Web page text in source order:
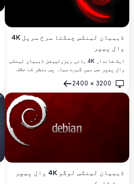
ڈیبیان لینکس چمکتا سرخ سرپل 4K
وال پیپر
ایک شاندار 4K ہائی ریزولیوشن ڈیبیان لینکس
وال پیپر جس میں گہرے سیاہ پس منظر کے خلاف
شوقینوں اور ڈویلپرز کے لیے بہترین جو ایک
صاف اور سادہ ڈیسک ٹاپ پس منظر چاہتے ہیں۔
3200
×
2400
کھولیں
ڈیبیان لینکس لوگو 4K وال پیپر